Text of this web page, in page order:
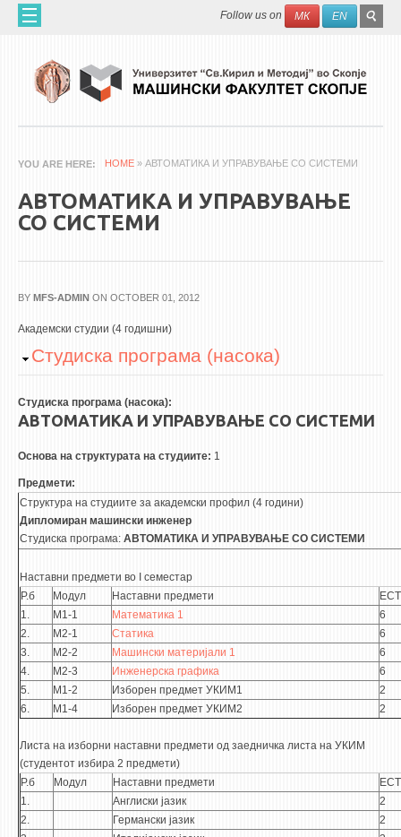
Skip to main content Search
Follow us on МК EN
ЗА НАС
60 ГОДИНИ МФ
НАУЧНА ДЕЈНОСТ
ERASMUS+
QIM-SEE
3DFindIT
CIRASIM
ENERGET
AIR QUALITY MODELLING
АКТИ
АКТИ
ИНФОРМАЦИИ ОД ЈАВЕН КАРАКТЕР
АНКЕТИ И САМОЕВАЛУАЦИИ
ЗАВРШНИ СМЕТКИ
ТЕЛЕФОНСКИ ИМЕНИК
ИЗВЕСТУВАЊА
НАСТАВЕН КАДАР
YOU ARE HERE HOME » АВТОМАТИКА И УПРАВУВАЊЕ СО СИСТЕМИ
АВТОМАТИКА И УПРАВУВАЊЕ
СО СИСТЕМИ
BY MFS-ADMIN ON OCTOBER 01, 2012
Академски студии (4 годишни)
Hide
Студиска програма (насока)
Студиска програма (насока):
АВТОМАТИКА И УПРАВУВАЊЕ СО СИСТЕМИ
Основа на структурата на студиите: 1
Предмети:
Структура на студиите за академски профил (4 години)
Дипломиран машински инженер
Студиска програма: АВТОМАТИКА И УПРАВУВАЊЕ СО СИСТЕМИ
Наставни предмети во I семестар
Р.б
Модул Наставни предмети
1.
М1-1 Математика 1
6
2.
М2-1 Статика
6
3.
М2-2 Машински материјали 1
6
4.
М2-3 Инженерска графика
6
5.
М1-2 Изборен предмет УКИМ1
2
6.
М1-4 Изборен предмет УКИМ2 2
Листа на изборни наставни предмети од заедничка листа на УКИМ
(студентот избира 2 предмети)
Р.б
Модул Наставни предмети
1.
Англиски јазик
2
2.
Германски јазик
2